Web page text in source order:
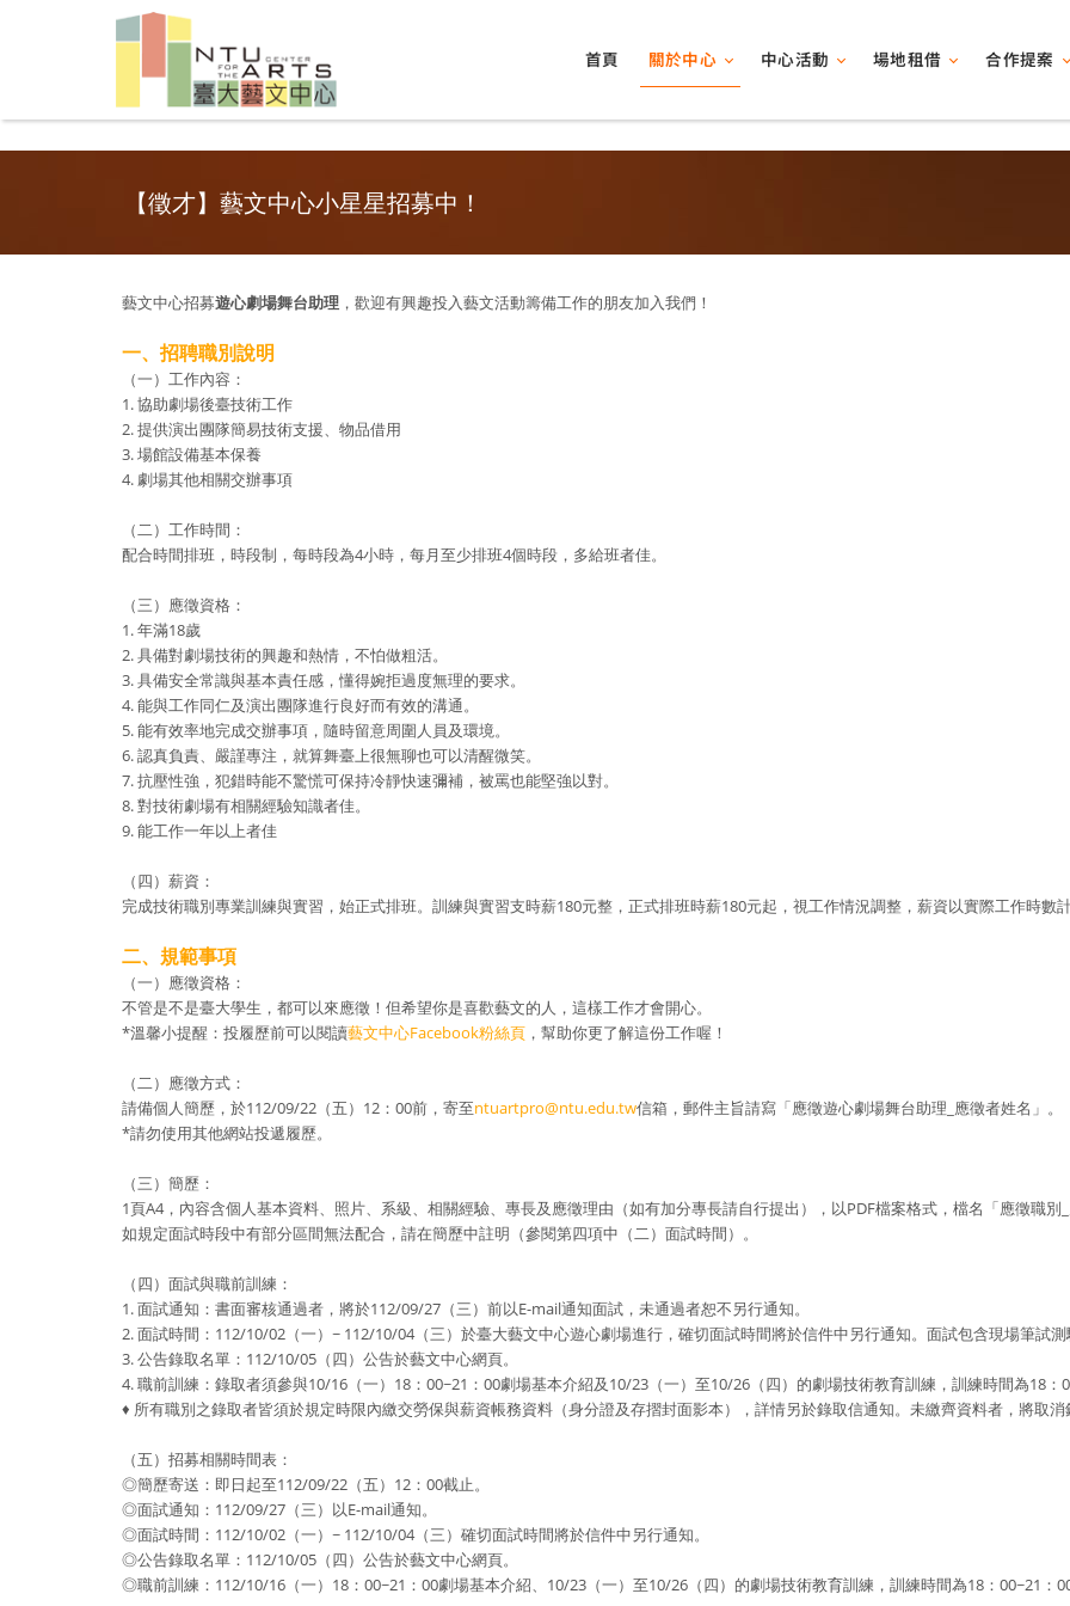
首頁 關於中心 中心活動 場地租借 合作提案
【徵才】藝文中心小星星招募中！
藝文中心招募遊心劇場舞台助理 ，歡迎有興趣投入藝文活動籌備工作的朋友加入我們！
一、招聘職別說明
（一）工作內容：
1. 協助劇場後臺技術工作
2. 提供演出團隊簡易技術支援、物品借用
3. 場館設備基本保養
4. 劇場其他相關交辦事項
（二）工作時間：
配合時間排班，時段制，每時段為4小時，每月至少排班4個時段，多給班者佳。
（三）應徵資格：
1. 年滿18歲
2. 具備對劇場技術的興趣和熱情，不怕做粗活。
3. 具備安全常識與基本責任感，懂得婉拒過度無理的要求。
4. 能與工作同仁及演出團隊進行良好而有效的溝通。
5. 能有效率地完成交辦事項，隨時留意周圍人員及環境。
6. 認真負責、嚴謹專注，就算舞臺上很無聊也可以清醒微笑。
7. 抗壓性強，犯錯時能不驚慌可保持冷靜快速彌補，被罵也能堅強以對。
8. 對技術劇場有相關經驗知識者佳。
9. 能工作一年以上者佳
（四）薪資：
完成技術職別專業訓練與實習，始正式排班。訓練與實習支時薪180元整，正式排班時薪180元起，視工作情況調整，薪資以實際工作時數
二、規範事項
（一）應徵資格：
不管是不是臺大學生，都可以來應徵！但希望你是喜歡藝文的人，這樣工作才會開心。
*溫馨小提醒：投履歷前可以閱讀藝文中心Facebook粉絲頁 ，幫助你更了解這份工作喔！
（二）應徵方式：
請備個人簡歷，於112/09/22（五）12：00前，寄至ntuartpro@ntu.edu.tw信箱，郵件主旨請寫「應徵遊心劇場舞台助理_應徵者姓名」。
*請勿使用其他網站投遞履歷。
（三）簡歷：
1頁A4，內容含個人基本資料、照片、系級、相關經驗、專長及應徵理由（如有加分專長請自行提出），以PDF檔案格式，檔名「應徵職別
如規定面試時段中有部分區間無法配合，請在簡歷中註明（參閱第四項中（二）面試時間）。
（四）面試與職前訓練：
1. 面試通知：書面審核通過者，將於112/09/27（三）前以E-mail通知面試，未通過者恕不另行通知。
2. 面試時間：112/10/02（一）~ 112/10/04（三）於臺大藝文中心遊心劇場進行，確切面試時間將於信件中另行通知。面試包含現場筆試
3. 公告錄取名單：112/10/05（四）公告於藝文中心網頁。
4. 職前訓練：錄取者須參與10/16（一）18：00~21：00劇場基本介紹及10/23（一）至10/26（四）的劇場技術教育訓練，訓練時間為18
♦ 所有職別之錄取者皆須於規定時限內繳交勞保與薪資帳務資料（身分證及存摺封面影本），詳情另於錄取信通知。未繳齊資料者，將取
（五）招募相關時間表：
◎簡歷寄送：即日起至112/09/22（五）12：00截止。
◎面試通知：112/09/27（三）以E-mail通知。
◎面試時間：112/10/02（一）~ 112/10/04（三）確切面試時間將於信件中另行通知。
◎公告錄取名單：112/10/05（四）公告於藝文中心網頁。
◎職前訓練：112/10/16（一）18：00~21：00劇場基本介紹、10/23（一）至10/26（四）的劇場技術教育訓練，訓練時間為18：00~21：